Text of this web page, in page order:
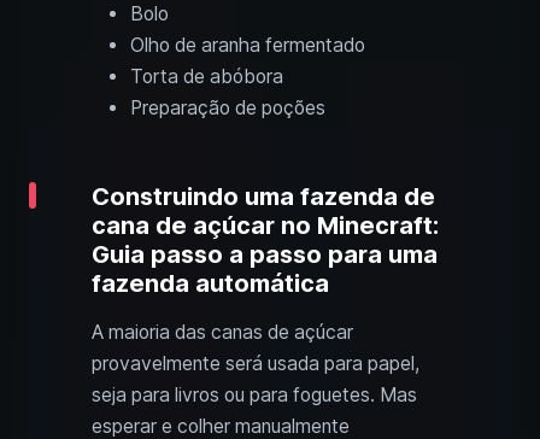
Bolo
Olho de aranha fermentado
Torta de abóbora
Preparação de poções
Construindo uma fazenda de
cana de açúcar no Minecraft:
Guia passo a passo para uma
fazenda automática
A maioria das canas de açúcar
provavelmente será usada para papel,
seja para livros ou para foguetes. Mas
esperar e colher manualmente